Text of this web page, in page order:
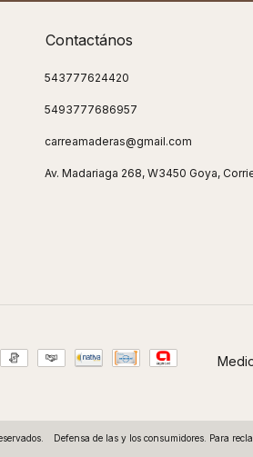
Contactános
543777624420
5493777686957
carreamaderas@gmail.com
Av. Madariaga 268, W3450 Goya,
Defensa de las y los consumidores. Para